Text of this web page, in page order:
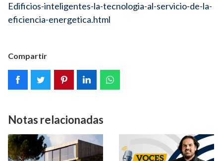
Edificios-inteligentes-la-tecnologia-al-servicio-de-la-
eficiencia-energetica.html
Compartir
Notas relacionadas